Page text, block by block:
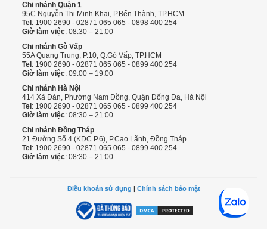
Chi nhánh Quận 1
95C Nguyễn Thị Minh Khai, P.Bến Thành, TP.HCM
Tel : 1900 2690 - 02871 065 065 - 0898 400 254
Giờ làm việc: 08:30 – 21:00
Chi nhánh Gò Vấp
55A Quang Trung, P.10, Q.Gò Vấp, TP.HCM
Tel : 1900 2690 - 02871 065 065 - 0899 400 254
Giờ làm việc: 09:00 – 19:00
Chi nhánh Hà Nội
414 Xã Đàn, Phường Nam Đồng, Quận Đống Đa, Hà Nội
Tel : 1900 2690 - 02871 065 065 - 0899 400 254
Giờ làm việc: 08:30 – 21:00
Chi nhánh Đồng Tháp
21 Đường Số 4 (KDC P.6), P.Cao Lãnh, Đồng Tháp
Tel : 1900 2690 - 02871 065 065 - 0899 400 254
Giờ làm việc: 08:30 – 21:00
Điều khoản sử dụng | Chính sách bảo mật